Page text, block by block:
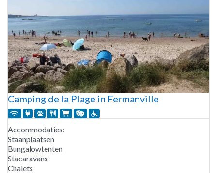
Camping de la Plage in Fermanville
Accommodaties:
Staanplaatsen
Bungalowtenten
Stacaravans
Chalets